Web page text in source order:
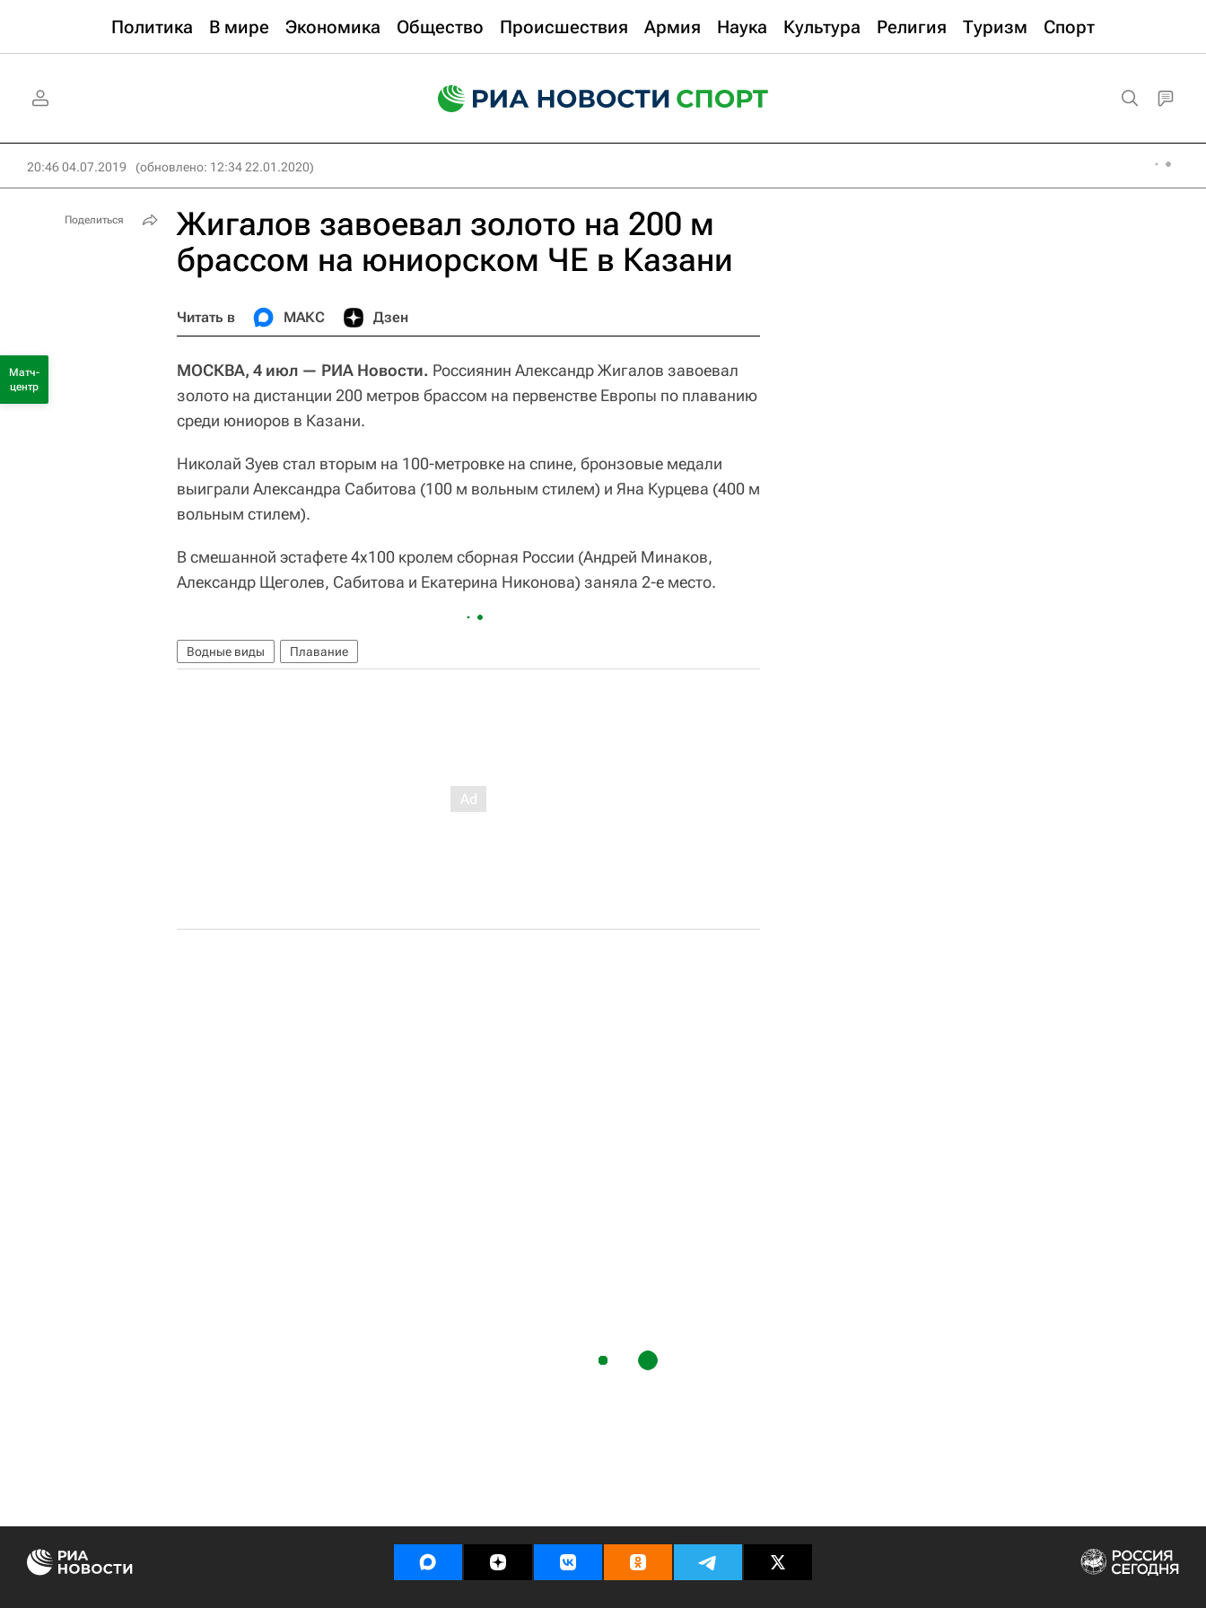
Политика В мире Экономика Общество Происшествия Армия Наука Культура Религия Туризм Спорт
20:46 04.07.2019 (обновлено: 12:34 22.01.2020)
Жигалов завоевал золото на 200 м
брассом на юниорском ЧЕ в Казани
Читать в МАКС Дзен
МОСКВА, 4 июл — РИА Новости. Россиянин Александр Жигалов завоевал
золото на дистанции 200 метров брассом на первенстве Европы по плаванию
среди юниоров в Казани.
Николай Зуев стал вторым на 100-метровке на спине, бронзовые медали
выиграли Александра Сабитова (100 м вольным стилем) и Яна Курцева (400 м
вольным стилем).
В смешанной эстафете 4х100 кролем сборная России (Андрей Минаков,
Александр Щеголев, Сабитова и Екатерина Никонова) заняла 2-е место.
Водные виды Плавание
Поделиться
Матч-
центр